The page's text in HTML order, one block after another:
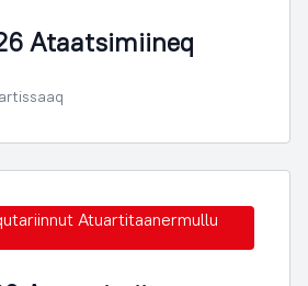
Ataatsimiineq
Atuartitaanermullu